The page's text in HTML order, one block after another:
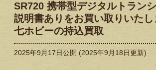
SR720 携帯型デジタルトラン
説明書ありをお買い取りいた
七ホビーの持込買取
2025年9月17日公開 (2025年9月18日更新)